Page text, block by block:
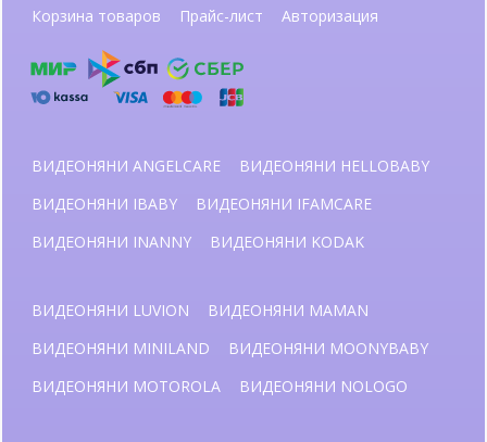
Корзина товаров Прайс-лист Авторизация
ВИДЕОНЯНИ ANGELCARE
ВИДЕОНЯНИ HELLOBABY
ВИДЕОНЯНИ IBABY
ВИДЕОНЯНИ IFAMCARE
ВИДЕОНЯНИ INANNY
ВИДЕОНЯНИ KODAK
ВИДЕОНЯНИ LUVION
ВИДЕОНЯНИ MAMAN
ВИДЕОНЯНИ MINILAND
ВИДЕОНЯНИ MOONYBABY
ВИДЕОНЯНИ MOTOROLA
ВИДЕОНЯНИ NOLOGO